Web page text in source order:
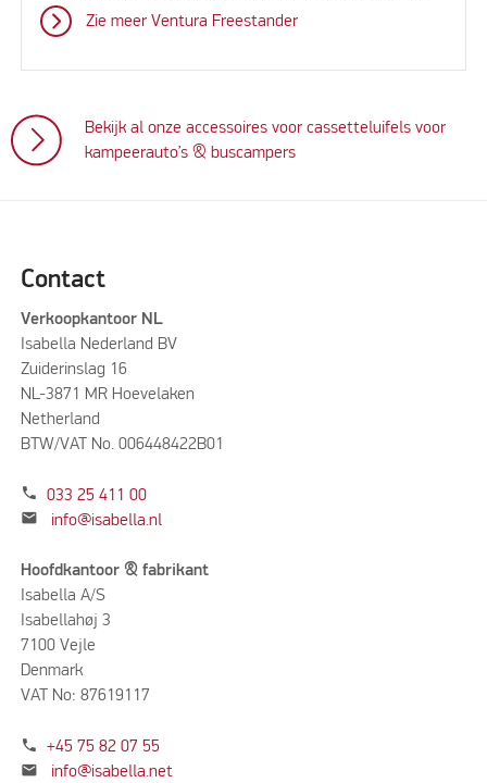
Zie meer Ventura Freestander
Bekijk al onze accessoires voor cassetteluifels voor
kampeerauto’s & buscampers
Contact
Verkoopkantoor NL
Isabella Nederland BV
Zuiderinslag 16
NL-3871 MR Hoevelaken
Netherland
BTW/VAT No. 006448422B01
phone 033 25 411 00
mail info@isabella.nl
Hoofdkantoor & fabrikant
Isabella A/S
Isabellahøj 3
7100 Vejle
Denmark
VAT No: 87619117
phone +45 75 82 07 55
mail info@isabella.net